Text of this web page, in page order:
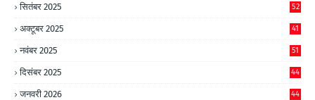
सितंबर 2025 52
अक्टूबर 2025 41
नवंबर 2025 51
दिसंबर 2025 44
जनवरी 2026 44